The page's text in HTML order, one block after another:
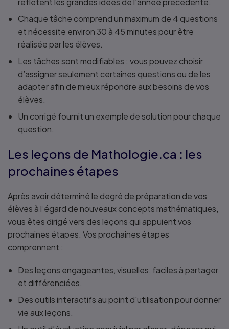
Chaque tâche comprend un maximum de 4 questions
et nécessite environ 30 à 45 minutes pour être
réalisée par les élèves.
Les tâches sont modifiables : vous pouvez choisir
d’assigner seulement certaines questions ou de les
adapter afin de mieux répondre aux besoins de vos
élèves.
Un corrigé fournit un exemple de solution pour chaque
question.
Les leçons de Mathologie.ca : les
prochaines étapes
Après avoir déterminé le degré de préparation de vos
élèves à l’égard de nouveaux concepts mathématiques,
vous êtes dirigé vers des leçons qui appuient vos
prochaines étapes. Vos prochaines étapes
comprennent :
Des leçons engageantes, visuelles, faciles à partager
et différenciées.
Des outils interactifs au point d'utilisation pour donner
vie aux leçons.